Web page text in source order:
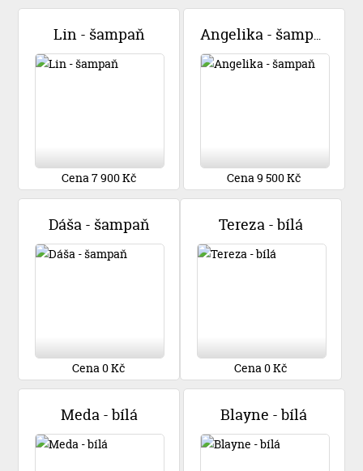
Lin - šampaň
Cena 7 900 Kč
Angelika - šampaň
Cena 9 500 Kč
Dáša - šampaň
Cena 0 Kč
Tereza - bílá
Cena 0 Kč
Meda - bílá Blayne - bílá